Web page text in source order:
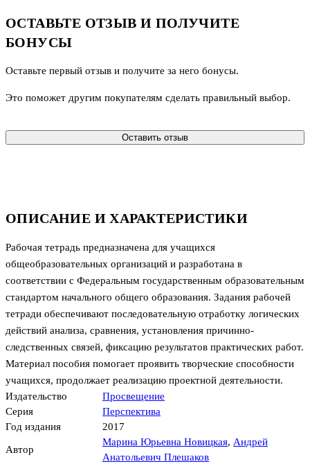
ОПИСАНИЕ И ХАРАКТЕРИСТИКИ
Рабочая тетрадь предназначена для учащихся
общеобразовательных организаций и разработана в
соответствии с Федеральным государственным образовательным
стандартом начального общего образования. Задания рабочей
тетради обеспечивают последовательную отработку логических
действий анализа, сравнения, установления причинно-
следственных связей, фиксацию результатов практических работ.
Материал пособия помогает проявить творческие способности
учащихся, продолжает реализацию проектной деятельности.
Издательство
Просвещение
Серия
Перспектива
Год издания
2017
Автор
Марина Юрьевна Новицкая, Андрей
Анатольевич Плешаков
ОСТАВЬТЕ ОТЗЫВ И ПОЛУЧИТЕ
БОНУСЫ
Оставьте первый отзыв и получите за него бонусы.
Это поможет другим покупателям сделать правильный выбор.
Оставить отзыв